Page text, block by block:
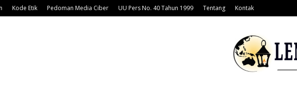
Kode Etik Pedoman Media Ciber UU Pers No. 40 Tahun 1999 Tentang Kontak